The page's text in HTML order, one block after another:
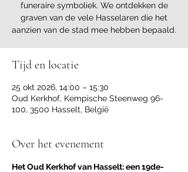
funeraire symboliek. We ontdekken de
graven van de vele Hasselaren die het
aanzien van de stad mee hebben bepaald.
Tijd en locatie
25 okt 2026, 14:00 – 15:30
Oud Kerkhof, Kempische Steenweg 96-
100, 3500 Hasselt, België
Over het evenement
Het Oud Kerkhof van Hasselt: een 19de-